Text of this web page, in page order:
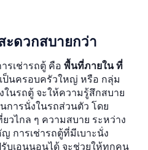
ะดวกสบายกว่า
รเช่ารถตู้ คือ พื้นที่ภายใน ที่
ป็นครอบครัวใหญ่ หรือ กลุ่ม
ในรถตู้ จะให้ความรู้สึกสบาย
การนั่งในรถส่วนตัว โดย
วไกล ๆ ความสบาย ระหว่าง
การเช่ารถตู้ที่มีเบาะนั่ง
บเอนนอนได้ จะช่วยให้ทุกคน